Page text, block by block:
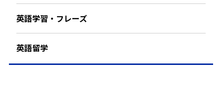
英語学習・フレーズ
英語留学